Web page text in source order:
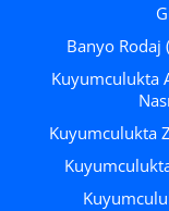
Banyo
Kuyumculukta Altın ve Gümüş Milyem Hesaplaması
Kuyumculukta